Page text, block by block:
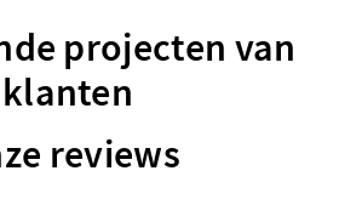
projecten van
klanten
reviews